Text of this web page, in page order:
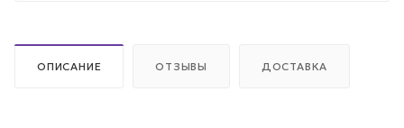
ОПИСАНИЕ ОТЗЫВЫ ДОСТАВКА